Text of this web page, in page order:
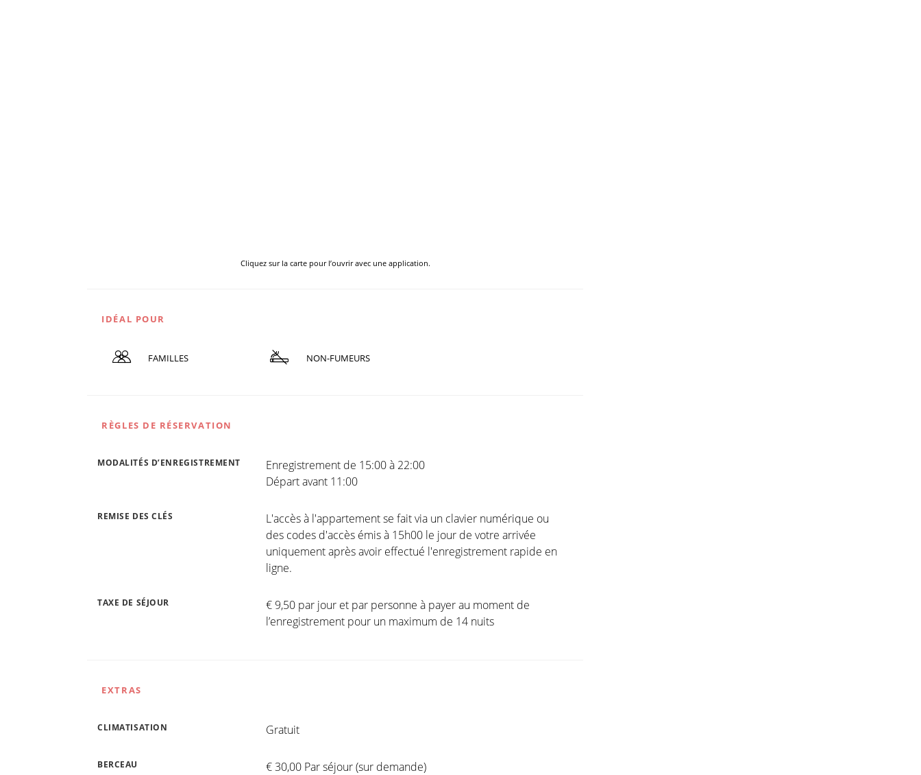
Cliquez sur la carte pour l’ouvrir avec une application.
IDÉAL POUR
FAMILLES NON-FUMEURS
RÈGLES DE RÉSERVATION
MODALITÉS D’ENREGISTREMENT
Enregistrement de 15:00 à 22:00
Départ avant 11:00
REMISE DES CLÉS
L'accès à l'appartement se fait via un clavier numérique ou
des codes d'accès émis à 15h00 le jour de votre arrivée
uniquement après avoir effectué l'enregistrement rapide en
ligne.
TAXE DE SÉJOUR
€ 9,50 par jour et par personne à payer au moment de
l’enregistrement pour un maximum de 14 nuits
EXTRAS
CLIMATISATION Gratuit
BERCEAU € 30,00 Par séjour (sur demande)